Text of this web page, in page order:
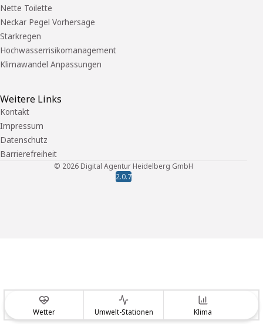
Nette Toilette
Neckar Pegel Vorhersage
Starkregen
Hochwasserrisikomanagement
Klimawandel Anpassungen
Weitere Links
Kontakt
Impressum
Datenschutz
Barrierefreiheit
© 2026 Digital Agentur Heidelberg GmbH
2.0.7
Wetter Umwelt-Stationen Klima